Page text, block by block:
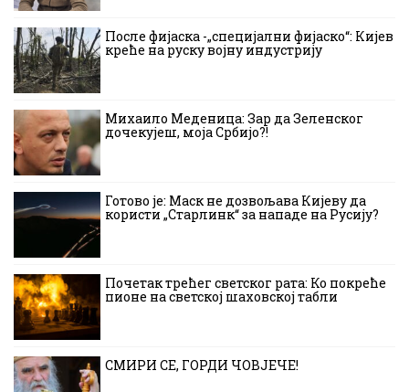
После фијаска -„специјални фијаско“: Кијев
креће на руску војну индустрију
Михаило Меденица: Зар да Зеленског
дочекујеш, моја Србијо?!
Готово је: Маск не дозвољава Кијеву да
користи „Старлинк“ за нападе на Русију?
Почетак трећег светског рата: Ко покреће
пионе на светској шаховској табли
СМИРИ СЕ, ГОРДИ ЧОВЈЕЧЕ!